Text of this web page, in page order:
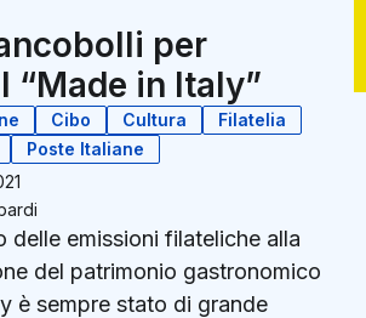
per
“Made in Italy”
Cibo Cultura
Filatelia
Poste Italiane
delle emissioni filateliche alla
del patrimonio gastronomico
è sempre stato di grande